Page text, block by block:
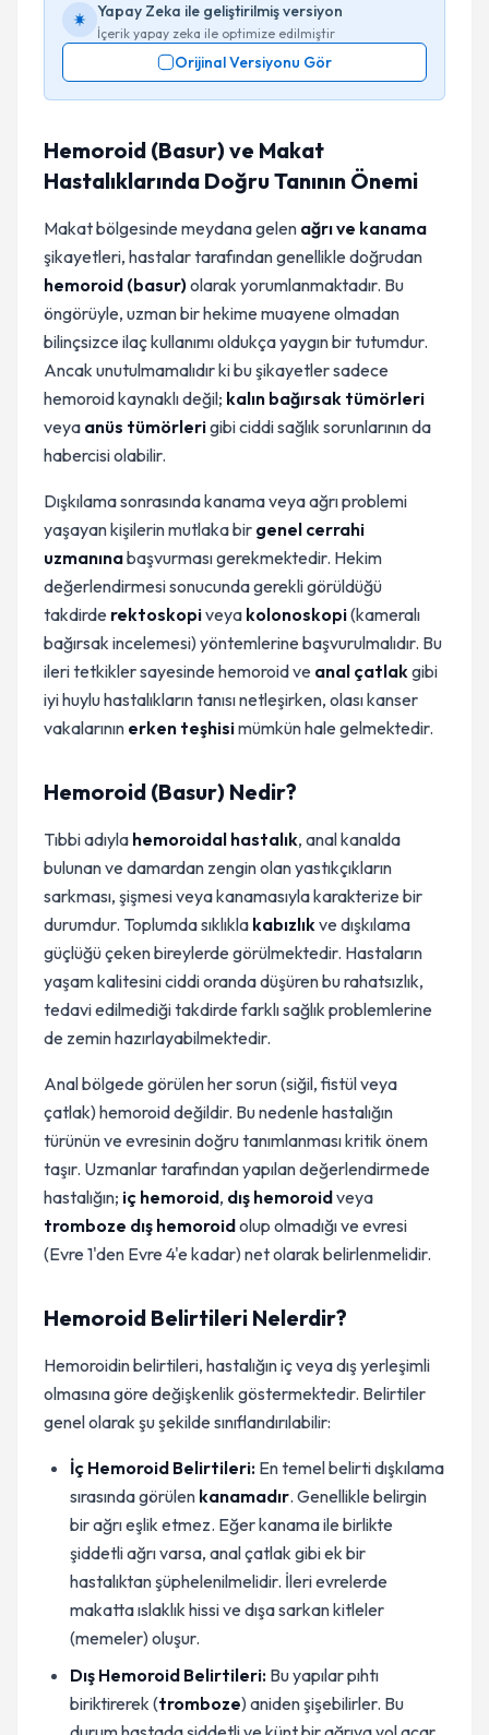
Yapay Zeka ile geliştirilmiş versiyon
İçerik yapay zeka ile optimize edilmiştir
Orijinal Versiyonu Gör
Hemoroid (Basur) ve Makat
Hastalıklarında Doğru Tanının Önemi
Makat bölgesinde meydana gelen ağrı ve kanama
şikayetleri, hastalar tarafından genellikle doğrudan
hemoroid (basur)olarak yorumlanmaktadır. Bu
öngörüyle, uzman bir hekime muayene olmadan
bilinçsizce ilaç kullanımı oldukça yaygın bir tutumdur.
Ancak unutulmamalıdır ki bu şikayetler sadece
hemoroid kaynaklı değil; kalın bağırsak tümörleri
veya anüs tümörlerigibi ciddi sağlık sorunlarının da
habercisi olabilir.
Dışkılama sonrasında kanama veya ağrı problemi
yaşayan kişilerin mutlaka bir genel cerrahi
uzmanınabaşvurması gerekmektedir. Hekim
değerlendirmesi sonucunda gerekli görüldüğü
takdirde rektoskopiveya kolonoskopi(kameralı
bağırsak incelemesi) yöntemlerine başvurulmalıdır. Bu
ileri tetkikler sayesinde hemoroid ve anal çatlakgibi
iyi huylu hastalıkların tanısı netleşirken, olası kanser
vakalarının erken teşhisimümkün hale gelmektedir.
Hemoroid (Basur) Nedir?
Tıbbi adıyla hemoroidal hastalık, anal kanalda
bulunan ve damardan zengin olan yastıkçıkların
sarkması, şişmesi veya kanamasıyla karakterize bir
durumdur. Toplumda sıklıkla kabızlıkve dışkılama
güçlüğü çeken bireylerde görülmektedir. Hastaların
yaşam kalitesini ciddi oranda düşüren bu rahatsızlık,
tedavi edilmediği takdirde farklı sağlık problemlerine
de zemin hazırlayabilmektedir.
Anal bölgede görülen her sorun (siğil, fistül veya
çatlak) hemoroid değildir. Bu nedenle hastalığın
türünün ve evresinin doğru tanımlanması kritik önem
taşır. Uzmanlar tarafından yapılan değerlendirmede
hastalığın; iç hemoroid, dış hemoroidveya
tromboze dış hemoroidolup olmadığı ve evresi
(Evre 1'den Evre 4'e kadar) net olarak belirlenmelidir.
Hemoroid Belirtileri Nelerdir?
Hemoroidin belirtileri, hastalığın iç veya dış yerleşimli
olmasına göre değişkenlik göstermektedir. Belirtiler
genel olarak şu şekilde sınıflandırılabilir:
İç Hemoroid Belirtileri: En temel belirti dışkılama
sırasında görülen kanamadır. Genellikle belirgin
bir ağrı eşlik etmez. Eğer kanama ile birlikte
şiddetli ağrı varsa, anal çatlak gibi ek bir
hastalıktan şüphelenilmelidir. İleri evrelerde
makatta ıslaklık hissi ve dışa sarkan kitleler
(memeler) oluşur.
Dış Hemoroid Belirtileri: Bu yapılar pıhtı
biriktirerek (tromboze) aniden şişebilirler. Bu